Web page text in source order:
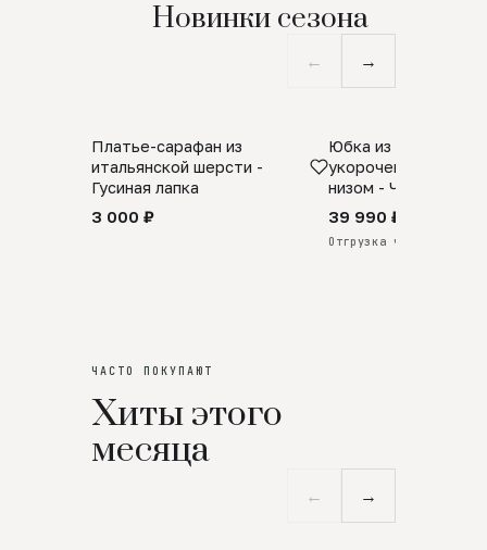
Новинки сезона
← →
SALE
Платье-сарафан из
итальянской шерсти -
Гусиная лапка
3 000 ₽
ПРЕДЗАКАЗ
Юбка из
укороченная с
низом - Черный
39 990 ₽
Отгрузка через 25 дней
ЧАСТО ПОКУПАЮТ
Хиты этого
месяца
← →